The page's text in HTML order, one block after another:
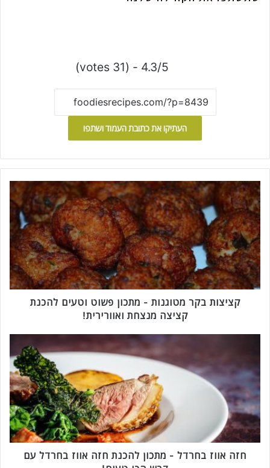
4.3/5 - (31 votes)
העתיקו את כתובת העמוד ושתפו
ק
צ
י
צ
ו
ת
ב
ר
ת
-
מ
ת
כ
קציצות בקר מטוגנות - מתכון פשוט וטעים להכנת
קציצה מנצחת ואוורירית!
ה
א
ו
ו
ז
ב
ח
חזה אווז בחרדל - מתכון להכנת חזה אווז בחרדל עם